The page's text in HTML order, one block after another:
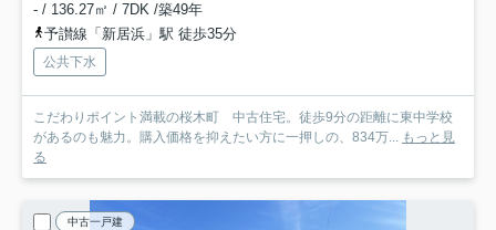
- / 136.27㎡ / 7DK /築49年
予讃線「新居浜」駅 徒歩35分
公共下水
こだわりポイント満載の桜木町 中古住宅。徒歩9分の距離に東中学校
があるのも魅力。購入価格を抑えたい方に一押しの、834万... もっと見
る
中古一戸建